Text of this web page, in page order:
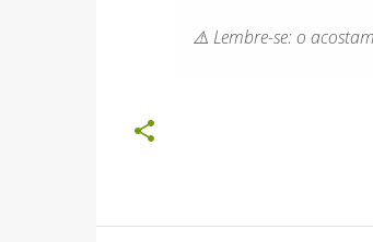
⚠️ Lembre-se: o